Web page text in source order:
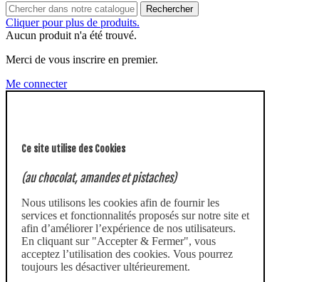
Rechercher
Cliquer pour plus de produits.
Aucun produit n'a été trouvé.
Merci de vous inscrire en premier.
Me connecter
Ce site utilise des Cookies
(au chocolat, amandes et pistaches)
Nous utilisons les cookies afin de fournir les
services et fonctionnalités proposés sur notre site et
afin d’améliorer l’expérience de nos utilisateurs.
En cliquant sur "Accepter & Fermer", vous
acceptez l’utilisation des cookies. Vous pourrez
toujours les désactiver ultérieurement.